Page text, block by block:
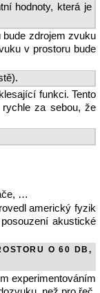
hodnoty, která je
zdrojem zvuku
v prostoru bude
funkci. Tento
za sebou, že
…
americký fyzik
akustické
O 60 DB,
experimentováním